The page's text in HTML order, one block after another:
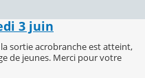
3 juin
sortie acrobranche est atteint,
de jeunes. Merci pour votre